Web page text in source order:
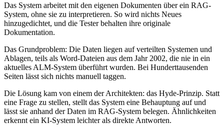
Das System arbeitet mit den eigenen Dokumenten über ein RAG-
System, ohne sie zu interpretieren. So wird nichts Neues
hinzugedichtet, und die Tester behalten ihre originale
Dokumentation.
Das Grundproblem: Die Daten liegen auf verteilten Systemen und
Ablagen, teils als Word-Dateien aus dem Jahr 2002, die nie in ein
aktuelles ALM-System überführt wurden. Bei Hunderttausenden
Seiten lässt sich nichts manuell taggen.
Die Lösung kam von einem der Architekten: das Hyde-Prinzip. Statt
eine Frage zu stellen, stellt das System eine Behauptung auf und
lässt sie anhand der Daten im RAG-System belegen. Ähnlichkeiten
erkennt ein KI-System leichter als direkte Antworten.